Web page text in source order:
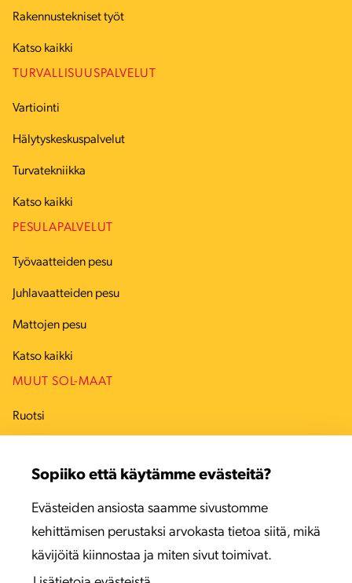
Sopiiko että käytämme evästeitä?
Evästeiden ansiosta saamme sivustomme
kehittämisen perustaksi arvokasta tietoa siitä, mikä
kävijöitä kiinnostaa ja miten sivut toimivat.
Rakennustekniset työt
Katso kaikki
TURVALLISUUSPALVELUT
Vartiointi
Hälytyskeskuspalvelut
Turvatekniikka
Katso kaikki
PESULAPALVELUT
Työvaatteiden pesu
Juhlavaatteiden pesu
Mattojen pesu
Katso kaikki
MUUT SOL-MAAT
Ruotsi
Viro
Latvia